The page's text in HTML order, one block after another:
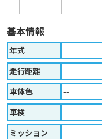
基本情報
年式
走行距離
--
車体色
--
車検
--
ミッション
--